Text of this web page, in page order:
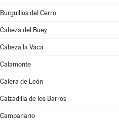
Burguillos del Cerro
Cabeza del Buey
Cabeza la Vaca
Calamonte
Calera de León
Calzadilla de los Barros
Campanario